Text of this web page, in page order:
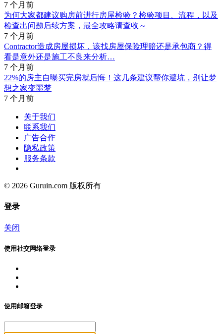
7 个月前
为何大家都建议购房前进行房屋检验？检验项目、流程，以及
检查出问题后续方案，最全攻略请查收～
7 个月前
Contractor造成房屋损坏，该找房屋保险理赔还是承包商？得
看是意外还是施工不良来分析…
7 个月前
22%的房主自曝买完房就后悔！这几条建议帮你避坑，别让梦
想之家变噩梦
7 个月前
关于我们
联系我们
广告合作
隐私政策
服务条款
© 2026 Guruin.com 版权所有
登录
关闭
使用社交网络登录
使用邮箱登录